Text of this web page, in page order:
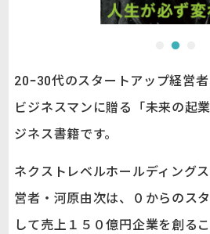
20ｰ30代のスタートアップ経営者
ビジネスマンに贈る「未来の起
ジネス書籍です。
ネクストレベルホールディング
営者・河原由次は、０からのス
して売上１５０億円企業を創る